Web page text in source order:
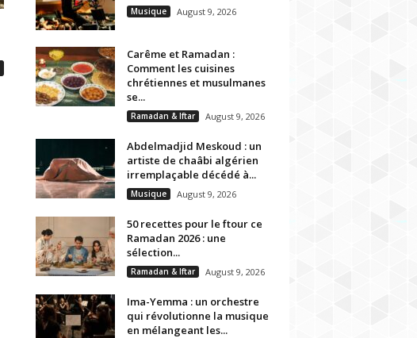
Musique August 9, 2026
Carême et Ramadan :
Comment les cuisines
chrétiennes et musulmanes
se...
Ramadan & Iftar August 9, 2026
Abdelmadjid Meskoud : un
artiste de chaâbi algérien
irremplaçable décédé à...
Musique August 9, 2026
50 recettes pour le ftour ce
Ramadan 2026 : une
sélection...
Ramadan & Iftar August 9, 2026
Ima-Yemma : un orchestre
qui révolutionne la musique
en mélangeant les...